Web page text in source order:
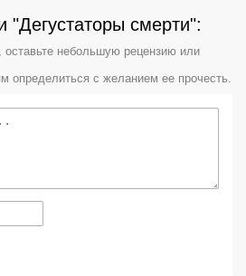
"Дегустаторы смерти":
оставьте небольшую рецензию или
определиться с желанием ее прочесть.